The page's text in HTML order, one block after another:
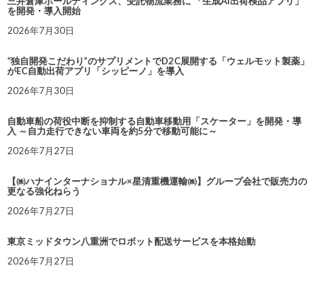
を開発・導入開始
2026年7月30日
“独自開発こだわり”のサプリメントでD2C展開する「ウェルモット製薬」
がEC自動出荷アプリ「シッピーノ」を導入
2026年7月30日
自動車船の荷役中断を抑制する自動車移動用「スケーター」を開発・導
入 ～自力走行できない車両を約5分で移動可能に～
2026年7月27日
【㈱ハナインターナショナル×星清重機運輸㈱】グループ会社で販売力の
更なる強化ねらう
2026年7月27日
東京ミッドタウン八重洲でロボット配送サービスを本格始動
2026年7月27日